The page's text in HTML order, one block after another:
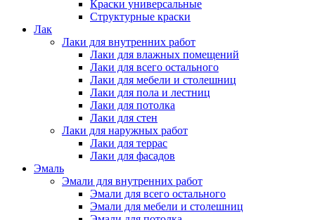
Краски универсальные
Структурные краски
Лак
Лаки для внутренних работ
Лаки для влажных помещений
Лаки для всего остального
Лаки для мебели и столешниц
Лаки для пола и лестниц
Лаки для потолка
Лаки для стен
Лаки для наружных работ
Лаки для террас
Лаки для фасадов
Эмаль
Эмали для внутренних работ
Эмали для всего остального
Эмали для мебели и столешниц